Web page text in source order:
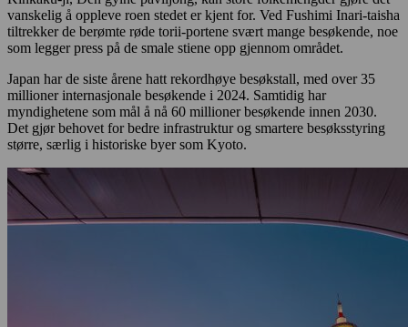
vanskelig å oppleve roen stedet er kjent for. Ved Fushimi Inari-taisha
tiltrekker de berømte røde torii-portene svært mange besøkende, noe
som legger press på de smale stiene opp gjennom området.
Japan har de siste årene hatt rekordhøye besøkstall, med over 35
millioner internasjonale besøkende i 2024. Samtidig har
myndighetene som mål å nå 60 millioner besøkende innen 2030.
Det gjør behovet for bedre infrastruktur og smartere besøksstyring
større, særlig i historiske byer som Kyoto.